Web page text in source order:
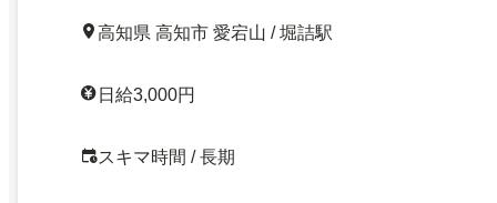
高知県 高知市 愛宕山 / 堀詰駅
日給3,000円
スキマ時間 / 長期